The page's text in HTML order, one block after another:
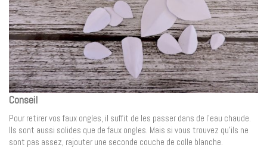
Conseil
Pour retirer vos faux ongles, il suffit de les passer dans de l’eau chaude.
Ils sont aussi solides que de faux ongles. Mais si vous trouvez qu’ils ne
sont pas assez, rajouter une seconde couche de colle blanche.